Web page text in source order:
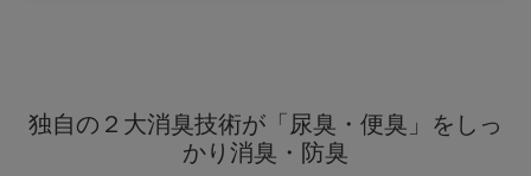
独自の２大消臭技術が「尿臭・便臭」をしっ
かり消臭・防臭